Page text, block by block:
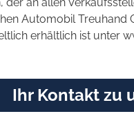
Automobil Treuhand
erhältlich ist unter
Ihr Kontakt zu